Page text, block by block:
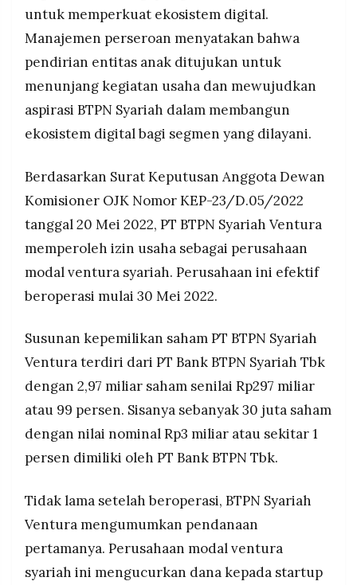
untuk memperkuat ekosistem digital.
Manajemen perseroan menyatakan bahwa
pendirian entitas anak ditujukan untuk
menunjang kegiatan usaha dan mewujudkan
aspirasi BTPN Syariah dalam membangun
ekosistem digital bagi segmen yang dilayani.
Berdasarkan Surat Keputusan Anggota Dewan
Komisioner OJK Nomor KEP-23/D.05/2022
tanggal 20 Mei 2022, PT BTPN Syariah Ventura
memperoleh izin usaha sebagai perusahaan
modal ventura syariah. Perusahaan ini efektif
beroperasi mulai 30 Mei 2022.
Susunan kepemilikan saham PT BTPN Syariah
Ventura terdiri dari PT Bank BTPN Syariah Tbk
dengan 2,97 miliar saham senilai Rp297 miliar
atau 99 persen. Sisanya sebanyak 30 juta saham
dengan nilai nominal Rp3 miliar atau sekitar 1
persen dimiliki oleh PT Bank BTPN Tbk.
Tidak lama setelah beroperasi, BTPN Syariah
Ventura mengumumkan pendanaan
pertamanya. Perusahaan modal ventura
syariah ini mengucurkan dana kepada startup